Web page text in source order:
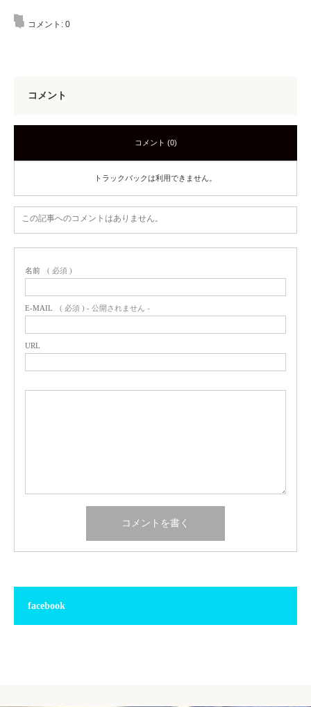
コメント: 0
コメント
コメント (0)
トラックバックは利用できません。
この記事へのコメントはありません。
名前 ( 必須 )
E-MAIL ( 必須 ) - 公開されません -
URL
facebook